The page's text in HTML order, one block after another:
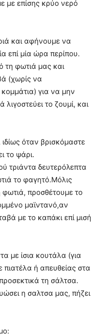
με επίσης κρύο νερό
και αφήνουμε να
επί μία ώρα περίπου.
τη φωτιά μας και
(χωρίς να
για να μην
λιγοστεύει το ζουμί, και
όταν βρισκόμαστε
το ψάρι.
τριάντα δευτερόλεπτα
το φαγητό.Μόλις
προσθέτουμε το
μαϊντανό,αν
με το καπάκι επί μισή
με ίσια κουτάλα (για
πιατέλα ή απευθείας στα
τη σάλτσα.
η σαλτσα μας, πήζει